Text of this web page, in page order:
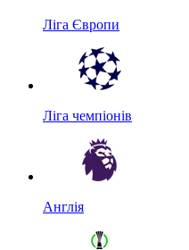
Ліга Європи
Ліга чемпіонів
Англія